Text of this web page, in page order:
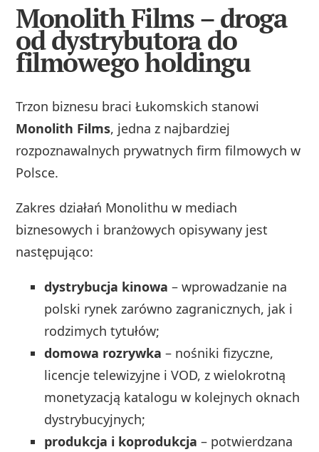
Monolith Films – droga
od dystrybutora do
filmowego holdingu
Trzon biznesu braci Łukomskich stanowi
Monolith Films, jedna z najbardziej
rozpoznawalnych prywatnych firm filmowych w
Polsce.
Zakres działań Monolithu w mediach
biznesowych i branżowych opisywany jest
następująco:
dystrybucja kinowa – wprowadzanie na
polski rynek zarówno zagranicznych, jak i
rodzimych tytułów;
domowa rozrywka – nośniki fizyczne,
licencje telewizyjne i VOD, z wielokrotną
monetyzacją katalogu w kolejnych oknach
dystrybucyjnych;
produkcja i koprodukcja – potwierdzana